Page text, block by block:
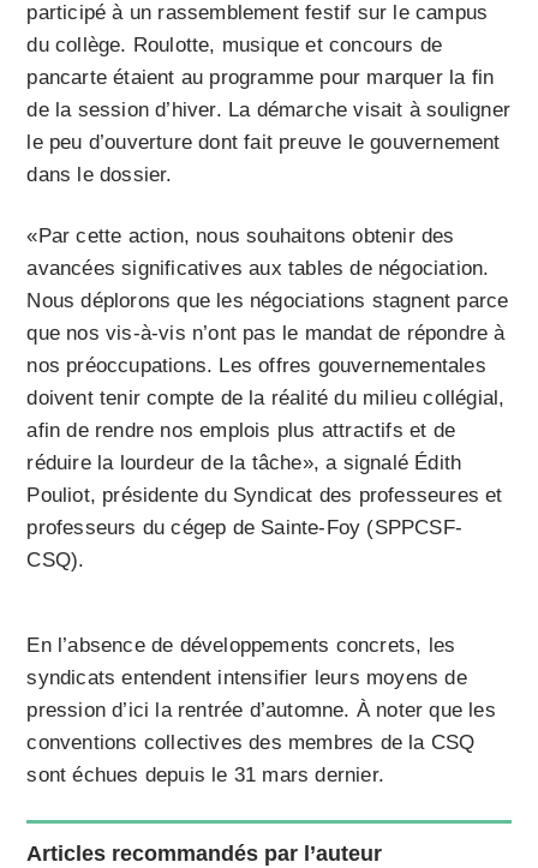
participé à un rassemblement festif sur le campus
du collège. Roulotte, musique et concours de
pancarte étaient au programme pour marquer la fin
de la session d’hiver. La démarche visait à souligner
le peu d’ouverture dont fait preuve le gouvernement
dans le dossier.
«Par cette action, nous souhaitons obtenir des
avancées significatives aux tables de négociation.
Nous déplorons que les négociations stagnent parce
que nos vis-à-vis n’ont pas le mandat de répondre à
nos préoccupations. Les offres gouvernementales
doivent tenir compte de la réalité du milieu collégial,
afin de rendre nos emplois plus attractifs et de
réduire la lourdeur de la tâche», a signalé Édith
Pouliot, présidente du Syndicat des professeures et
professeurs du cégep de Sainte-Foy (SPPCSF-
CSQ).
En l’absence de développements concrets, les
syndicats entendent intensifier leurs moyens de
pression d’ici la rentrée d’automne. À noter que les
conventions collectives des membres de la CSQ
sont échues depuis le 31 mars dernier.
Articles recommandés par l’auteur